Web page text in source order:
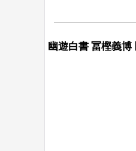
幽遊白書 冨樫義博